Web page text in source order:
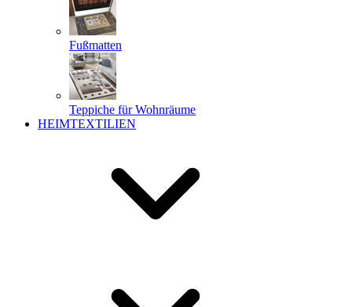
Fußmatten
Teppiche für Wohnräume
HEIMTEXTILIEN